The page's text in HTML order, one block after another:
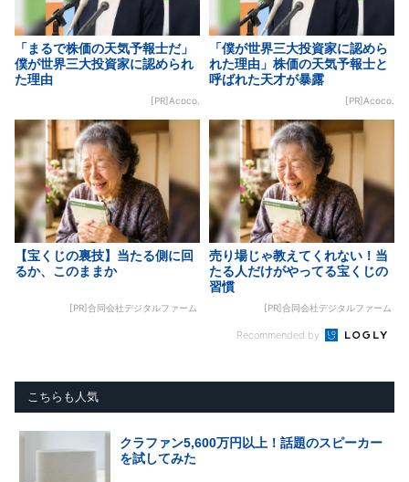
「まるで株価の天気予報士だ」
僕が世界三大投資家に認められ
た理由
[PR]Acoco.
「僕が世界三大投資家に認めら
れた理由」株価の天気予報士と
呼ばれた天才が暴露
[PR]Acoco.
【宝くじの裏技】当たる側に回
るか、このままか
[PR]合同会社デジタルファーム
売り場じゃ教えてくれない！当
たる人だけがやってる宝くじの
習慣
[PR]合同会社デジタルファーム
Recommended by
こちらも人気
クラファン5,600万円以上！話題のスピーカー
を試してみた